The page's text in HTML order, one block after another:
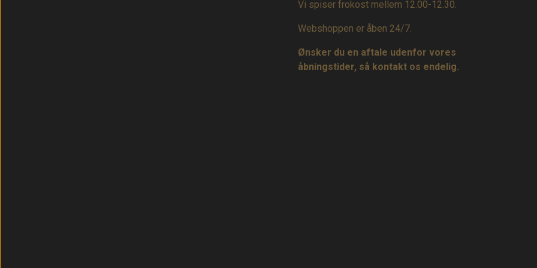
Vi spiser frokost mellem 12.00-12.30.
Webshoppen er åben 24/7.
Ønsker du en aftale udenfor vores
åbningstider, så kontakt os endelig.